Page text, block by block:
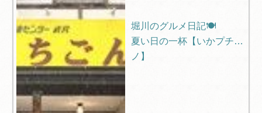
堀川のグルメ日記🍽️
夏い日の一杯【いかプチー
ノ】